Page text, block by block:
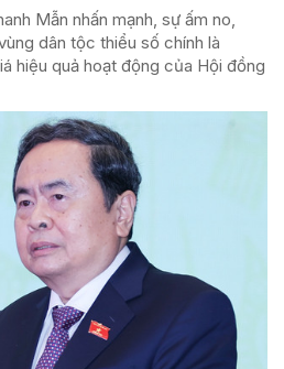
Mẫn nhấn mạnh, sự ấm no,
dân tộc thiểu số chính là
hiệu quả hoạt động của Hội đồng